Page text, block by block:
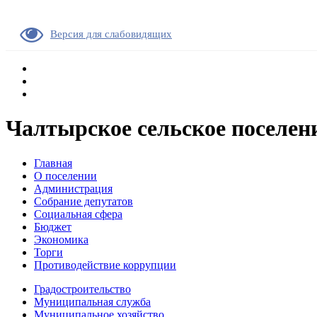
Версия для слабовидящих
Чалтырское сельское
Главная
О поселении
Администрация
Собрание депутатов
Социальная сфера
Бюджет
Экономика
Торги
Противодействие коррупции
Градостроительство
Муниципальная служба
Муниципальное хозяйство